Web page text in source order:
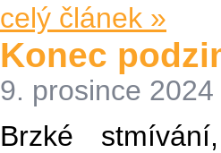
celý článek »
Konec
9. prosince 2024
Brzké